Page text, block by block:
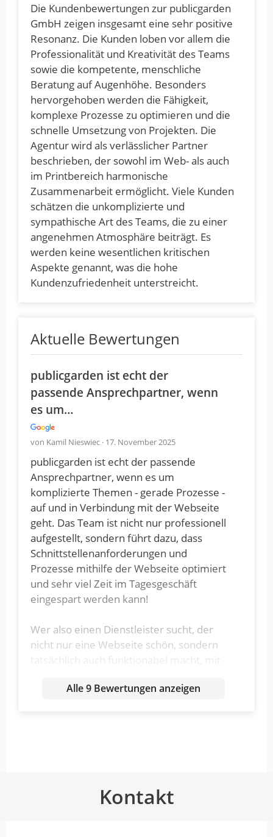
Die Kundenbewertungen zur publicgarden
GmbH zeigen insgesamt eine sehr positive
Resonanz. Die Kunden loben vor allem die
Professionalität und Kreativität des Teams
sowie die kompetente, menschliche
Beratung auf Augenhöhe. Besonders
hervorgehoben werden die Fähigkeit,
komplexe Prozesse zu optimieren und die
schnelle Umsetzung von Projekten. Die
Agentur wird als verlässlicher Partner
beschrieben, der sowohl im Web- als auch
im Printbereich harmonische
Zusammenarbeit ermöglicht. Viele Kunden
schätzen die unkomplizierte und
sympathische Art des Teams, die zu einer
angenehmen Atmosphäre beiträgt. Es
werden keine wesentlichen kritischen
Aspekte genannt, was die hohe
Kundenzufriedenheit unterstreicht.
Aktuelle Bewertungen
publicgarden ist echt der
passende Ansprechpartner, wenn
es um…
von Kamil Nieswiec · 17. November 2025
publicgarden ist echt der passende
Ansprechpartner, wenn es um
komplizierte Themen - gerade Prozesse -
auf und in Verbindung mit der Webseite
geht. Das Team ist nicht nur professionell
aufgestellt, sondern führt dazu, dass
Schnittstellenanforderungen und
Prozesse mithilfe der Webseite optimiert
und sehr viel Zeit im Tagesgeschäft
eingespart werden kann!
Wer also einen Dienstleister sucht, der
nicht nur eine Webseite schön, sondern
tatsächlich auch funktionabel macht, mit
mit publicgarden sprechen!
von Luna Restaurant GmbH · 15. Juli 2025
Alle 9 Bewertungen anzeigen
Kontakt